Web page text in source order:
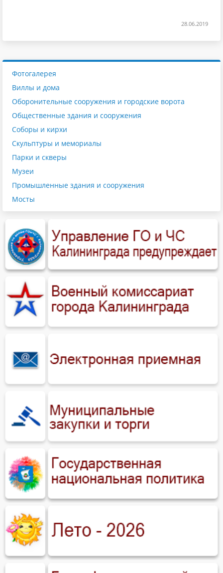
28.06.2019
Фотогалерея
Виллы и дома
Оборонительные сооружения и городские ворота
Общественные здания и сооружения
Соборы и кирхи
Скульптуры и мемориалы
Парки и скверы
Музеи
Промышленные здания и сооружения
Мосты